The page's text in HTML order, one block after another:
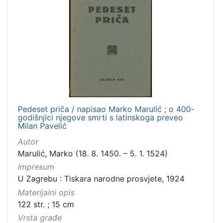
Pedeset priča / napisao Marko Marulić ; o 400-
godišnjici njegove smrti s latinskoga preveo
Milan Pavelić
Autor
Marulić, Marko (18. 8. 1450. – 5. 1. 1524)
Impresum
U Zagrebu : Tiskara narodne prosvjete, 1924
Materijalni opis
122 str. ; 15 cm
Vrsta građe